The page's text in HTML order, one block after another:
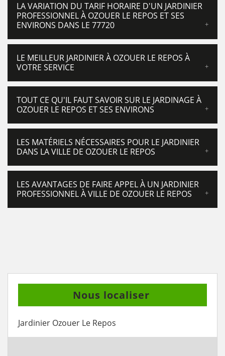
LA VARIATION DU TARIF HORAIRE D'UN JARDINIER
PROFESSIONNEL À OZOUER LE REPOS ET SES
ENVIRONS DANS LE 77720
LE MEILLEUR JARDINIER À OZOUER LE REPOS À
VOTRE SERVICE
TOUT CE QU'IL FAUT SAVOIR SUR LE JARDINAGE À
OZOUER LE REPOS ET SES ENVIRONS
LES MATÉRIELS NÉCESSAIRES POUR LE JARDINIER
DANS LA VILLE DE OZOUER LE REPOS
LES AVANTAGES DE FAIRE APPEL À UN JARDINIER
PROFESSIONNEL À VILLE DE OZOUER LE REPOS
Nous localiser
Jardinier Ozouer Le Repos